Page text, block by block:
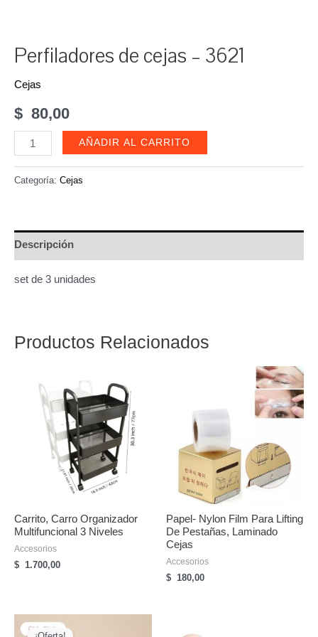
Perfiladores de cejas – 3621
Cejas
$ 80,00
Perfiladores
de
cejas
cantidad
AÑADIR AL CARRITO
Categoría: Cejas
Descripción
set de 3 unidades
Productos Relacionados
Carrito, Carro Organizador
Multifuncional 3 Niveles
Accesorios
$ 1.700,00
Papel- Nylon Film Para Lifting
De Pestañas, Laminado
Cejas
Accesorios
$ 180,00